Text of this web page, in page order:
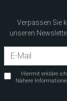
Verpassen Sie
unseren
Hiermit erkläre
Nähere